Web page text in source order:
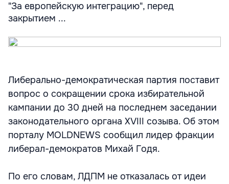
"За европейскую интеграцию", перед
закрытием ...
Либерально-демократическая партия поставит
вопрос о сокращении срока избирательной
кампании до 30 дней на последнем заседании
законодательного органа XVIII созыва. Об этом
порталу MOLDNEWS сообщил лидер фракции
либерал-демократов Михай Годя.
По его словам, ЛДПМ не отказалась от идеи